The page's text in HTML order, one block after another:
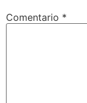
Comentario *